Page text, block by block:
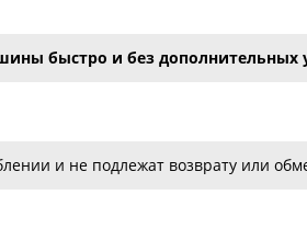
быстро и без дополнительных
и не подлежат возврату или